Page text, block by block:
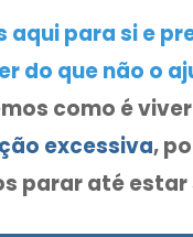
aqui para si e
do que não o
como é
excessiva,
parar até estar